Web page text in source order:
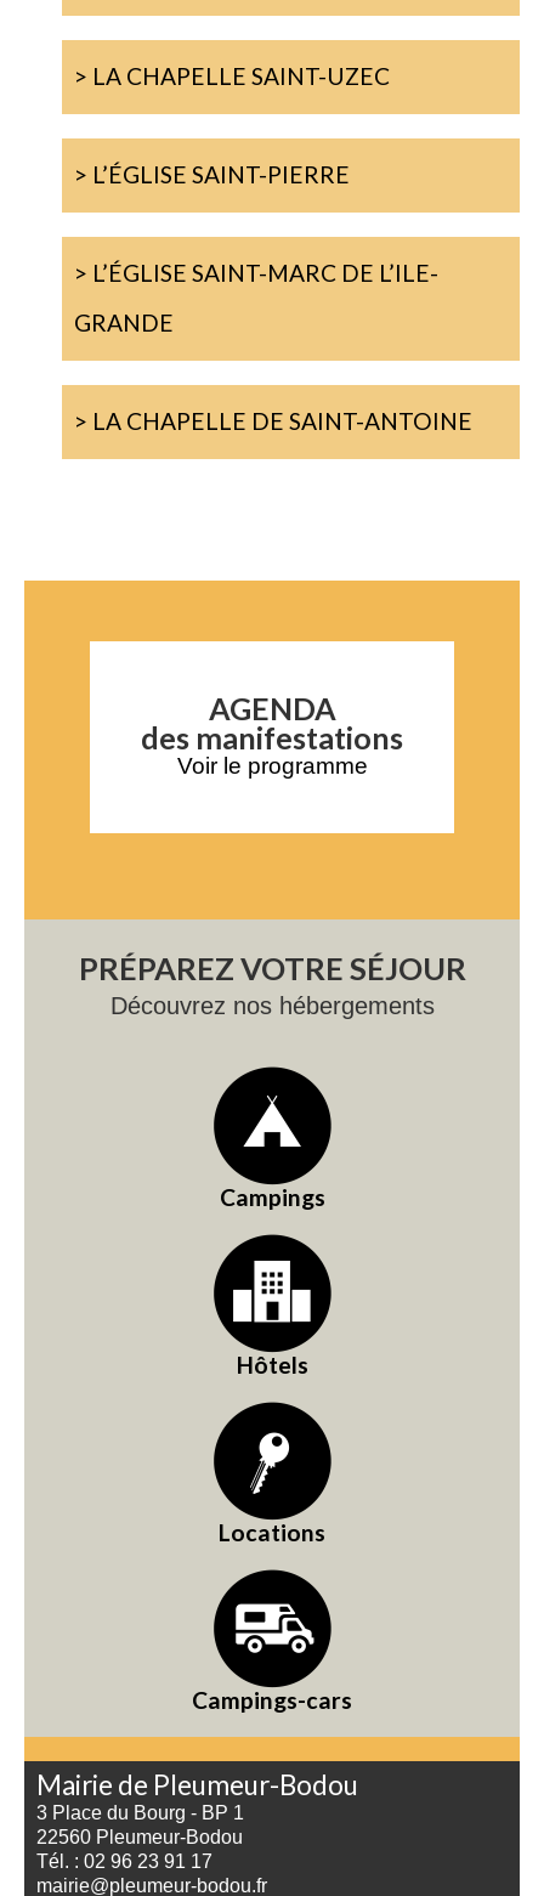
> LA CHAPELLE SAINT-UZEC
> L’ÉGLISE SAINT-PIERRE
> L’ÉGLISE SAINT-MARC DE L’ILE-
GRANDE
> LA CHAPELLE DE SAINT-ANTOINE
AGENDA
des manifestations
Voir le programme
PRÉPAREZ VOTRE SÉJOUR
Découvrez nos hébergements
Campings
Hôtels
Locations
Campings-cars
Mairie de Pleumeur-Bodou
3 Place du Bourg - BP 1
22560 Pleumeur-Bodou
Tél. : 02 96 23 91 17
mairie@pleumeur-bodou.fr